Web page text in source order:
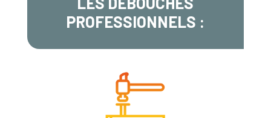
PROFESSIONNELS :